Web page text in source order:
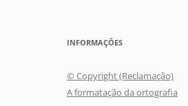
INFORMAÇÕES
© Copyright (Reclamação)
A formatação da ortografia